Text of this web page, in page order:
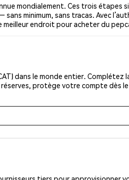
mondialement. Ces trois étapes
minimum, sans tracas. Avec
endroit pour acheter du
dans le monde entier.
protège votre compte dès